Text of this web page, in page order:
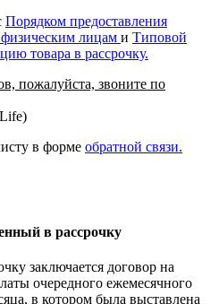
Порядком предоставления
физическим лицам и Типовой
товара в рассрочку.
пожалуйста, звоните по
в форме обратной связи.
в рассрочку
заключается договор на
очередного ежемесячного
в котором была выставлена